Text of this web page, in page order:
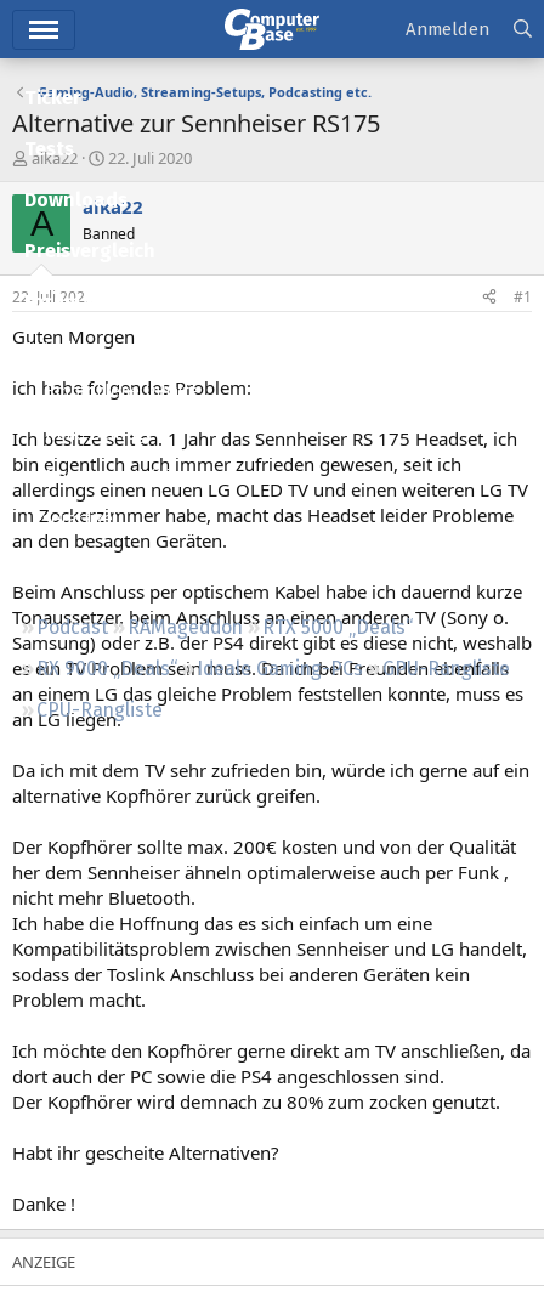
Ticker
Tests
Downloads
Preisvergleich
Forum
Aktuelles
Empfohlene Inhalte
Neue Beiträge
Neueste Aktivitäten
Leserartikel
Podcast RAMageddon
RTX 5000 „Deals“
RX 9000 „Deals“
Ideale Gaming-PCs
GPU-Rangliste
CPU-Rangliste
Anmelden
Gaming-Audio, Streaming-Setups, Podcasting etc.
Alternative zur Sennheiser RS175
E
s
t
e
e
r
alka22
E
s
e
t
a
m
22. Juli 2020
A alka22
Banned
22. Juli 2020 #1
Guten Morgen
ich habe folgendes Problem:
Ich besitze seit ca. 1 Jahr das Sennheiser RS 175 Headset, ich
bin eigentlich auch immer zufrieden gewesen, seit ich
allerdings einen neuen LG OLED TV und einen weiteren LG TV
im Zockerzimmer habe, macht das Headset leider Probleme
an den besagten Geräten.
Beim Anschluss per optischem Kabel habe ich dauernd kurze
Tonaussetzer, beim Anschluss an einen anderen TV (Sony o.
Samsung) oder z.B. der PS4 direkt gibt es diese nicht, weshalb
es ein TV Problem sein muss. Da ich bei Freunden ebenfalls
an einem LG das gleiche Problem feststellen konnte, muss es
an LG liegen.
Da ich mit dem TV sehr zufrieden bin, würde ich gerne auf ein
alternative Kopfhörer zurück greifen.
Der Kopfhörer sollte max. 200€ kosten und von der Qualität
her dem Sennheiser ähneln optimalerweise auch per Funk ,
nicht mehr Bluetooth.
Ich habe die Hoffnung das es sich einfach um eine
Kompatibilitätsproblem zwischen Sennheiser und LG handelt,
sodass der Toslink Anschluss bei anderen Geräten kein
Problem macht.
Ich möchte den Kopfhörer gerne direkt am TV anschließen, da
dort auch der PC sowie die PS4 angeschlossen sind.
Der Kopfhörer wird demnach zu 80% zum zocken genutzt.
Habt ihr gescheite Alternativen?
Danke !